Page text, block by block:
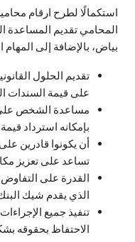
استكمالًا لطرح ارقام
المحامي تقديم المساعدة
بياض، بالإضافة إلى المهام
تقديم الحلول
على قيمة السندات
مساعدة الشخص على
بإمكانه استرداد
أن يكونوا قادرين
تساعد على تعزيز
القدرة على
الذي يقدم شيك
تنفيذ جميع
الاحتفاظ بحقوقه